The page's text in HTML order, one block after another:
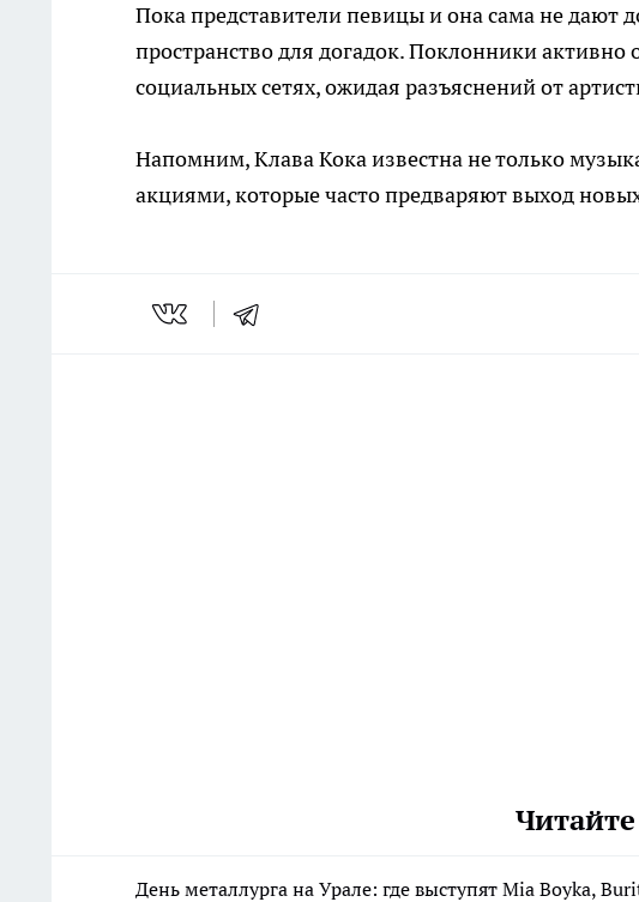
Пока представители певицы и она сама не дают
пространство для догадок. Поклонники
социальных сетях, ожидая разъяснений от
Напомним, Клава Кока известна не только
акциями, которые часто предваряют выход
День металлурга на Урале: где выступят Mia Boyka,